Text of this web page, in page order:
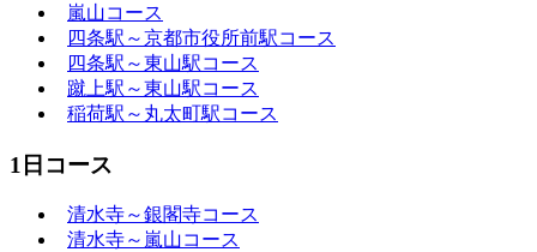
嵐山コース
四条駅～京都市役所前駅コース
四条駅～東山駅コース
蹴上駅～東山駅コース
稲荷駅～丸太町駅コース
1日コース
清水寺～銀閣寺コース
清水寺～嵐山コース